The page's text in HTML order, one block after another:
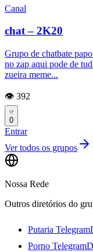
Canal
chat – 2K20
Grupo de chatbate
no zap aqui pode de
zueira meme...
👁️ 392
0
Entrar
Ver todos os grupos
Nossa Rede
Outros diretórios do
Putaria Telegram
Porno Telegram